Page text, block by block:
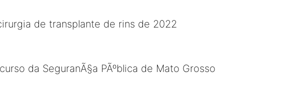
de transplante de rins de 2022
da SeguranÃ§a PÃºblica de Mato Grosso